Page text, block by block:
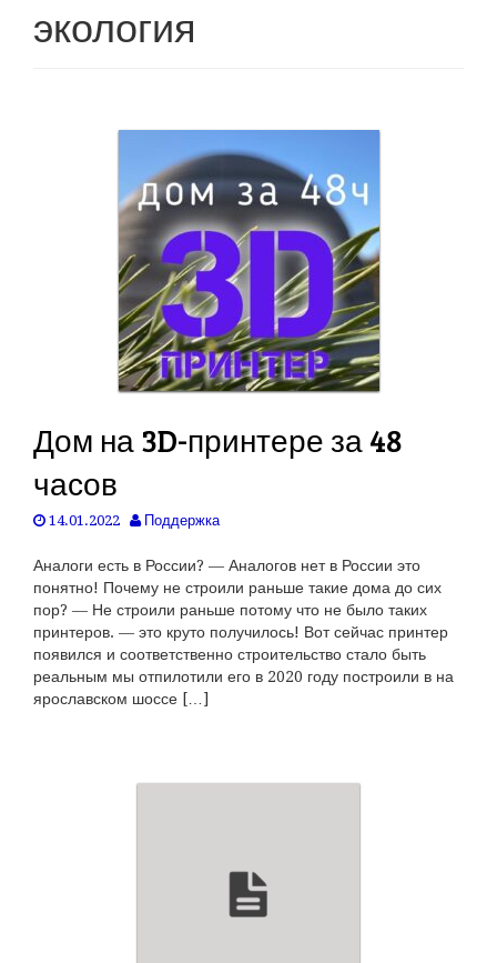
экология
Дом на 3D-принтере за 48
часов
14.01.2022 Поддержка
Аналоги есть в России? — Аналогов нет в России это
понятно! Почему не строили раньше такие дома до сих
пор? — Не строили раньше потому что не было таких
принтеров. — это круто получилось! Вот сейчас принтер
появился и соответственно строительство стало быть
реальным мы отпилотили его в 2020 году построили в на
ярославском шоссе […]